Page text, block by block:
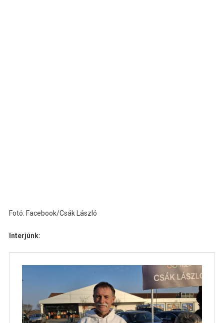
Fotó: Facebook/Csák László
Interjúnk: